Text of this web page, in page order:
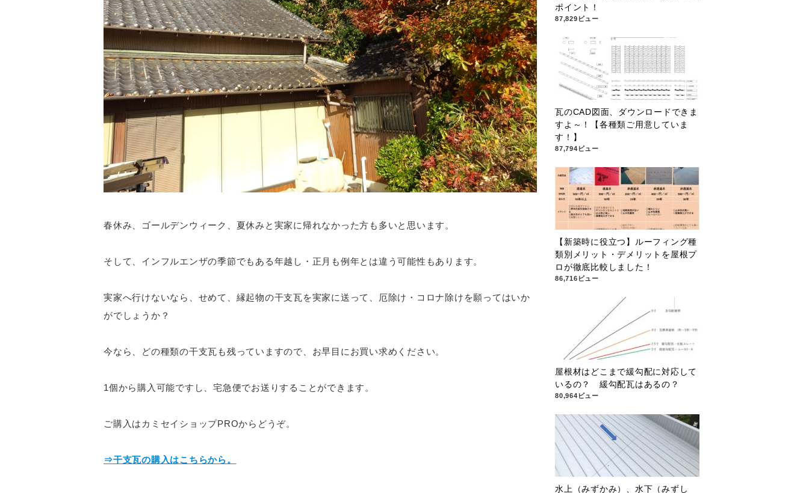
春休み、ゴールデンウィーク、夏休みと実家に帰れなかった方も多いと思います。
そして、インフルエンザの季節でもある年越し・正月も例年とは違う可能性もあります。
実家へ行けないなら、せめて、縁起物の干支瓦を実家に送って、厄除け・コロナ除けを願ってはいか
がでしょうか？
今なら、どの種類の干支瓦も残っていますので、お早目にお買い求めください。
1個から購入可能ですし、宅急便でお送りすることができます。
ご購入はカミセイショップPROからどうぞ。
⇒干支瓦の購入はこちらから。
ポイント！
87,829ビュー
瓦のCAD図面、ダウンロードできま
すよ～！【各種類ご用意していま
す！】
87,794ビュー
【新築時に役立つ】ルーフィング種
類別メリット・デメリットを屋根プ
ロが徹底比較しました！
86,716ビュー
屋根材はどこまで緩勾配に対応して
いるの？ 緩勾配瓦はあるの？
80,964ビュー
水上（みずかみ）、水下（みずし